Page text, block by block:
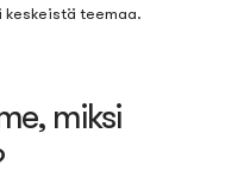
teemaa.
miksi